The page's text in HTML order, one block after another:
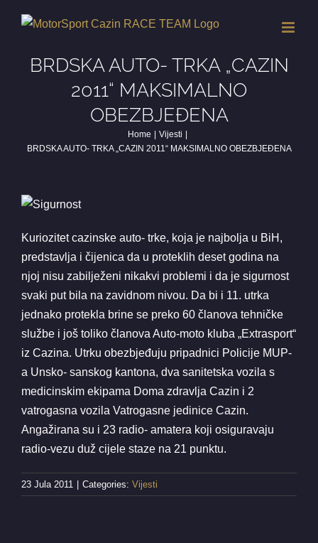
BRDSKA AUTO- TRKA „CAZIN
2011“ MAKSIMALNO
OBEZBJEĐENA
Home
Vijesti
BRDSKA AUTO- TRKA „CAZIN 2011“ MAKSIMALNO OBEZBJEĐENA
Kuriozitet cazinske auto- trke, koja je najbolja u BiH,
predstavlja i čijenica da u proteklih deset godina na
njoj nisu zabilježeni nikakvi problemi i da je sigurnost
svaki put bila na zavidnom nivou. Da bi i 11. utrka
jednako protekla brine se preko 60 članova tehničke
službe i još toliko članova Auto-moto kluba „Extrasport“
iz Cazina. Utrku obezbjeđuju pripadnici Policije MUP-
a Unsko- sanskog kantona, dva sanitetska vozila s
medicinskim ekipama Doma zdravlja Cazin i 2
vatrogasna vozila Vatrogasne jedinice Cazin.
Angažirana su i 23 radio- amatera koji osiguravaju
radio-vezu duž cijele staze na 21 punktu.
23 Jula 2011 Categories: Vijesti